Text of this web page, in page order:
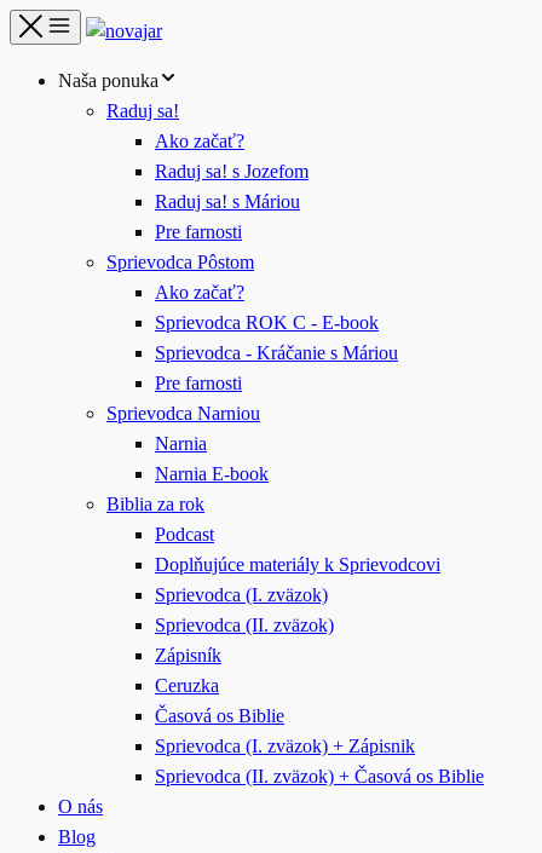
Naša ponuka
Raduj sa!
Ako začať?
Raduj sa! s Jozefom
Raduj sa! s Máriou
Pre farnosti
Sprievodca Pôstom
Ako začať?
Sprievodca ROK C - E-book
Sprievodca - Kráčanie s Máriou
Pre farnosti
Sprievodca Narniou
Narnia
Narnia E-book
Biblia za rok
Podcast
Doplňujúce materiály k Sprievodcovi
Sprievodca (I. zväzok)
Sprievodca (II. zväzok)
Zápisník
Ceruzka
Časová os Biblie
Sprievodca (I. zväzok) + Zápisnik
Sprievodca (II. zväzok) + Časová os Biblie
O nás
Blog